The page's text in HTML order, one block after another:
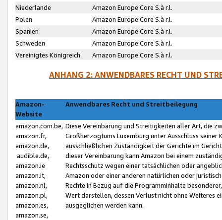
Niederlande
Amazon Europe Core S.à r.l.
Polen
Amazon Europe Core S.à r.l.
Spanien
Amazon Europe Core S.à r.l.
Schweden
Amazon Europe Core S.à r.l.
Vereinigtes Königreich
Amazon Europe Core S.à r.l.
ANHANG 2: ANWENDBARES RECHT UND
Amazon-
Website
Anwendbares Recht und Streitbeilegung
amazon.com.be,
amazon.fr,
amazon.de,
audible.de,
amazon.ie
amazon.it,
amazon.nl,
amazon.pl,
amazon.es,
amazon.se,
Diese Vereinbarung und Streitigkeiten aller Art, die
Großherzogtums Luxemburg unter Ausschluss
ausschließlichen Zuständigkeit der Gerichte im
dieser Vereinbarung kann Amazon bei einem
Rechtsschutz wegen einer tatsächlichen oder
Amazon oder einer anderen natürlichen oder
Rechte in Bezug auf die Programminhalte
Wert darstellen, dessen Verlust nicht ohne Weiteres
ausgeglichen werden kann.